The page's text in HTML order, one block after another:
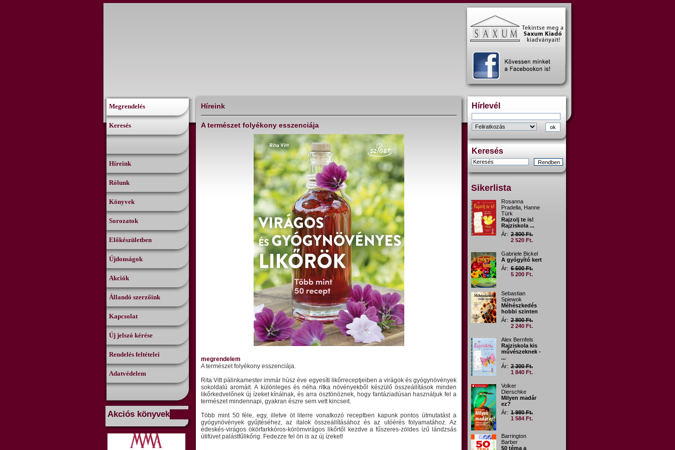
Megrendelés
Keresés
Híreink
Rólunk
Könyvek
Sorozatok
Előkészületben
Újdonságok
Akciók
Állandó szerzőink
Kapcsolat
Új jelszó kérése
Rendelés feltételei
Adatvédelem
Akciós könyvek
Híreink
A természet folyékony esszenciája
megrendelem
A természet folyékony esszenciája.
Rita Vitt pálinkamester immár húsz éve egyesíti likőrreceptjeiben a virágok és gyógynövények
sokoldalú aromáit. A különleges és néha ritka növényekből készülő összeállítások minden
likőrkedvelőnek új ízeket kínálnak, és arra ösztönöznek, hogy fantáziadúsan használjuk fel a
természet mindennapi, gyakran észre sem vett kincseit.
Több mint 50 féle, egy, illetve öt literre vonatkozó receptben kapunk pontos útmutatást a
gyógynövények gyűjtéséhez, az italok összeállításához és az utóérés folyamatához. Az
édeskés-virágos ökörfarkkóros-körömvirágos likőrtől kezdve a fűszeres-zöldes ízű lándzsás
útifüvet palástfűlikőrig. Fedezze fel ön is az új ízeket!
Hírlevél
Keresés
Sikerlista
Rosanna
Pradella, Hanne
Türk
Rajzolj te is!
Rajziskola ...
Ár: 2 800 Ft.
2 520 Ft.
Gabriele Bickel
A gyógyító kert
Ár: 6 500 Ft.
5 200 Ft.
Sebastian
Spiewok
Méhészkedés
hobbi szinten
Ár: 2 800 Ft.
2 240 Ft.
Alex Bernfels
Rajziskola kis
művészeknek -
...
Ár: 2 300 Ft.
1 840 Ft.
Volker
Dierschke
Milyen madár
ez?
Ár: 1 980 Ft.
1 584 Ft.
Barrington
Barber
50 téma a